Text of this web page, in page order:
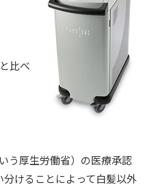
比べ
う厚生労働省）の医療承認
けることによって白髪以外